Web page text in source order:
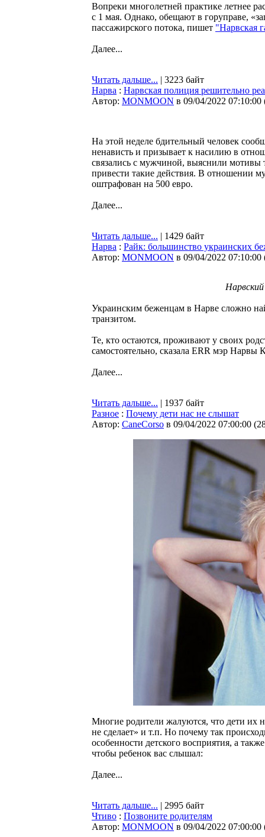
Вопреки многолетней практике летнее
с 1 мая. Однако, обещают в горуправе,
пассажирского потока, пишет "Нарвская
Далее...
Читать дальше... | 3223 байт
Нарва : Нарвская полиция решительно
Автор: MONMOON в 09/04/2022 07:10:00
На этой неделе бдительный человек
ненависть и призывает к насилию в
связались с мужчиной, выяснили мотивы
привести такие действия. В отношении
оштрафован на 500 евро.
Далее...
Читать дальше... | 1429 байт
Нарва : Райк: большинство украинских
Автор: MONMOON в 09/04/2022 07:10:00
Украинским беженцам в Нарве сложно
транзитом.
Те, кто остаются, проживают у своих
самостоятельно, сказала ERR мэр Нарвы
Далее...
Читать дальше... | 1937 байт
Разное : Почему дети нас не слышат
Автор: CaneCorso в 09/04/2022 07:00:00 (
Многие родители жалуются, что дети их
не сделает» и т.п. Но почему так
особенности детского восприятия, а
чтобы ребенок вас слышал:
Далее...
Читать дальше... | 2995 байт
Чтиво : Позвоните родителям
Автор: MONMOON в 09/04/2022 07:00:00